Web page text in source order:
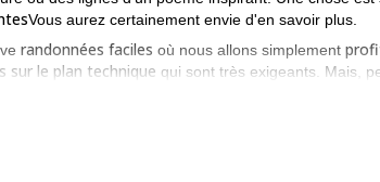
Vous aurez certainement envie d'en savoir plus.
randonnées faciles où nous allons simplement
sur le plan technique qui sont très exigeants. Mais,